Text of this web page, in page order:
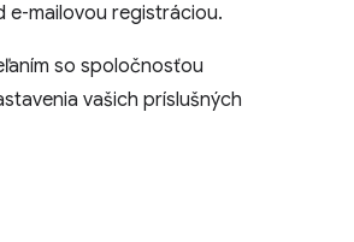
registráciou.
so spoločnosťou
vašich príslušných